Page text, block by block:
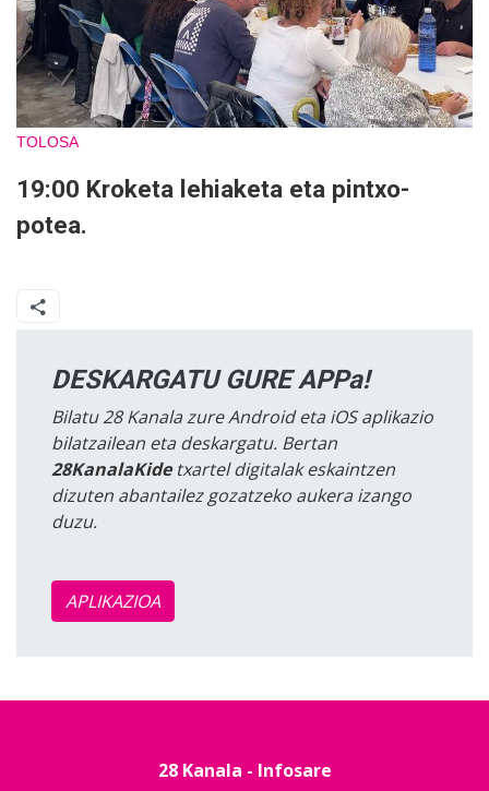
TOLOSA
19:00 Kroketa lehiaketa eta pintxo-
potea.
DESKARGATU GURE APPa!
Bilatu 28 Kanala zure Android eta iOS aplikazio
bilatzailean eta deskargatu. Bertan
28KanalaKidetxartel digitalak eskaintzen
dizuten abantailez gozatzeko aukera izango
duzu.
APLIKAZIOA
28 Kanala - Infosare